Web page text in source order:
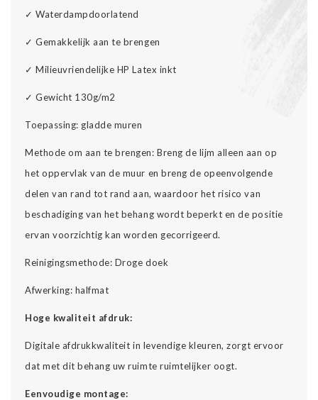
✓ Waterdampdoorlatend
✓ Gemakkelijk aan te brengen
✓ Milieuvriendelijke HP Latex inkt
✓ Gewicht 130g/m2
Toepassing: gladde muren
Methode om aan te brengen: Breng de lijm alleen aan op
het oppervlak van de muur en breng de opeenvolgende
delen van rand tot rand aan, waardoor het risico van
beschadiging van het behang wordt beperkt en de positie
ervan voorzichtig kan worden gecorrigeerd.
Reinigingsmethode: Droge doek
Afwerking: halfmat
Hoge kwaliteit afdruk:
Digitale afdrukkwaliteit in levendige kleuren, zorgt ervoor
dat met dit behang uw ruimte ruimtelijker oogt.
Eenvoudige montage: